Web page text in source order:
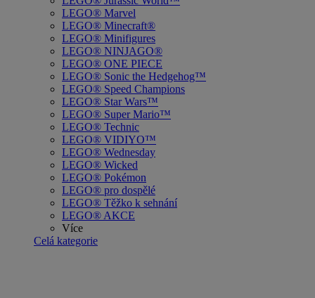
LEGO® Marvel
LEGO® Minecraft®
LEGO® Minifigures
LEGO® NINJAGO®
LEGO® ONE PIECE
LEGO® Sonic the Hedgehog™
LEGO® Speed Champions
LEGO® Star Wars™
LEGO® Super Mario™
LEGO® Technic
LEGO® VIDIYO™
LEGO® Wednesday
LEGO® Wicked
LEGO® Pokémon
LEGO® pro dospělé
LEGO® Těžko k sehnání
LEGO® AKCE
Více
Celá kategorie